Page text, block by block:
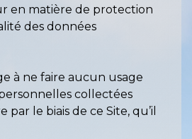
en matière de protection
des données
à ne faire aucun usage
collectées
le biais de ce Site, qu’il